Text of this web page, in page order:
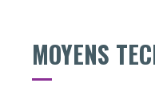
MOYENS